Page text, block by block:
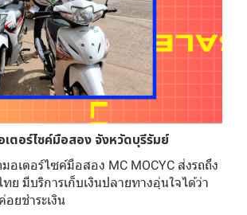
ตอร์ไซค์มือสอง จังหวัดบุรีรัมย์
อเตอร์ไซค์มือสอง MC MOCYC ส่งรถถึง
ย มีบริการเก็บเงินปลายทางอุ่นใจได้ว่า
ยชำระเงิน